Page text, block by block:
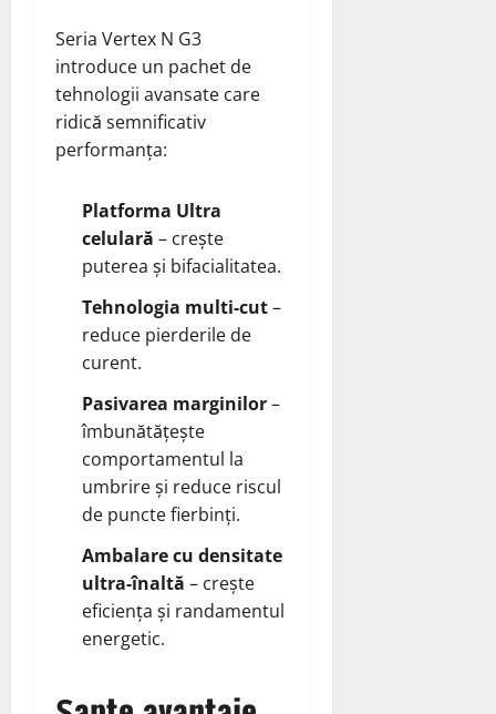
Seria Vertex N G3
introduce un pachet de
tehnologii avansate care
ridică semnificativ
performanța:
Platforma Ultra
celulară – crește
puterea și bifacialitatea.
Tehnologia multi‑cut–
reduce pierderile de
curent.
Pasivarea marginilor–
îmbunătățește
comportamentul la
umbrire și reduce riscul
de puncte fierbinți.
Ambalare cu densitate
ultra‑înaltă – crește
eficiența și randamentul
energetic.